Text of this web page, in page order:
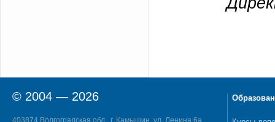
© 2004 — 2026
403874 Волгоградская обл., г. Камышин, ул. Ленина 6а